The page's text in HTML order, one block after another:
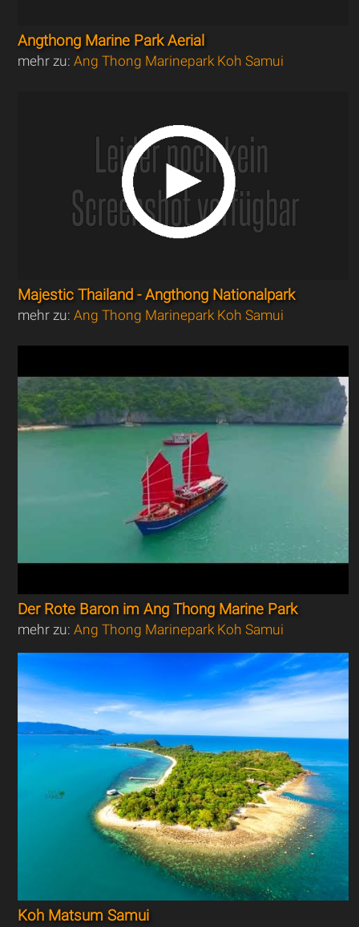
Angthong Marine Park Aerial
mehr zu:Ang Thong Marinepark Koh Samui
Majestic Thailand - Angthong Nationalpark
mehr zu:Ang Thong Marinepark Koh Samui
Der Rote Baron im Ang Thong Marine Park
mehr zu:Ang Thong Marinepark Koh Samui
Koh Matsum Samui